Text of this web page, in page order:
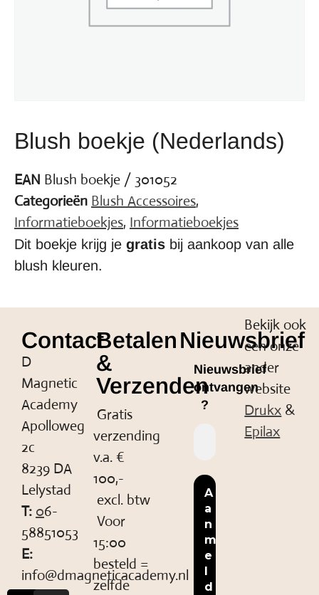
Blush boekje (Nederlands)
EAN Blush boekje / 301052
Categorieën Blush Accessoires,
Informatieboekjes, Informatieboekjes
Dit boekje krijg je gratis bij aankoop van alle
blush kleuren.
Contact
D
Magnetic
Academy
Apolloweg
2c
8239 DA
Lelystad
T: 06-
58851053
E:
info@dmagneticacademy.nl
Betalen
&
Verzenden
Gratis
verzending
v.a. €
100,-
excl. btw
Voor
15:00
besteld =
zelfde
Nieuwsbrief
Nieuwsbrief
ontvangen
?
Bekijk ook
een onze
ander
website
Drukx &
Epilax